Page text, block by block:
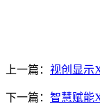
上一篇： 视创显示
下一篇： 智慧赋能